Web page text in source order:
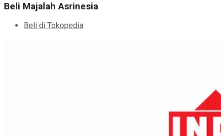
Beli Majalah Asrinesia
Beli di Tokopedia